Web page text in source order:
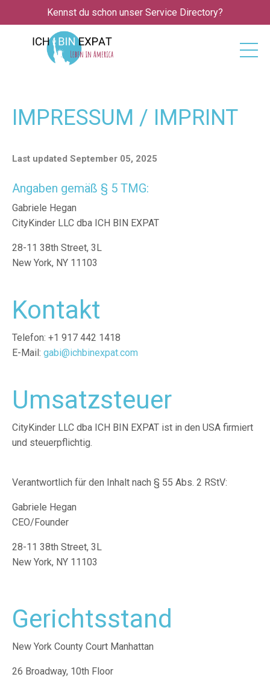
Kennst du schon unser Service Directory?
IMPRESSUM / IMPRINT
Last updated September 05, 2025
Angaben gemäß § 5 TMG:
Gabriele Hegan
CityKinder LLC dba ICH BIN EXPAT
28-11 38th Street, 3L
New York, NY 11103
Kontakt
Telefon: +1 917 442 1418
E-Mail: gabi@ichbinexpat.com
Umsatzsteuer
CityKinder LLC dba ICH BIN EXPAT ist in den USA firmiert
und steuerpflichtig.
Verantwortlich für den Inhalt nach § 55 Abs. 2 RStV:
Gabriele Hegan
CEO/Founder
28-11 38th Street, 3L
New York, NY 11103
Gerichtsstand
New York County Court Manhattan
26 Broadway, 10th Floor